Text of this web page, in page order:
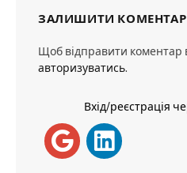
ЗАЛИШИТИ КОМЕНТАР
Щоб відправити коментар
авторизуватись.
Вхід/реєстрація